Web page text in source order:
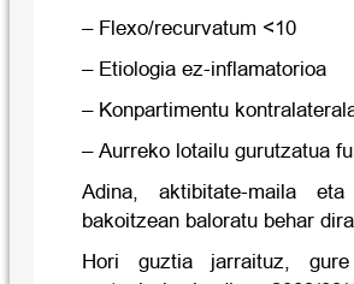
– Flexo/recurvatum <10
– Etiologia ez-inflamatorioa
– Konpartimentu
– Aurreko lotailu gurutzatua
Adina, aktibitate-maila
bakoitzean baloratu behar
Hori guztia jarraituz,